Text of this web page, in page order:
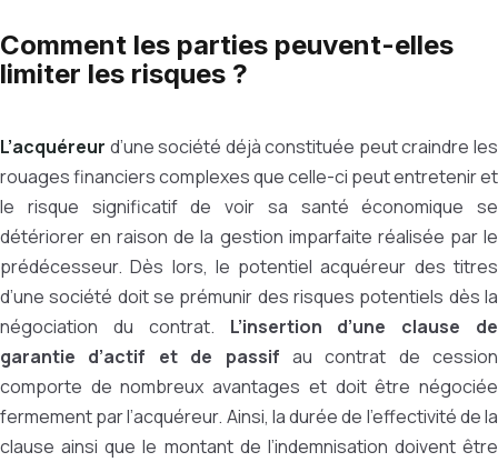
Comment les parties peuvent-elles
limiter les risques ?
L’acquéreur d’une société déjà constituée peut craindre les
rouages financiers complexes que celle-ci peut entretenir et
le risque significatif de voir sa santé économique se
détériorer en raison de la gestion imparfaite réalisée par le
prédécesseur. Dès lors, le potentiel acquéreur des titres
d’une société doit se prémunir des risques potentiels dès la
négociation du contrat. L’insertion d’une clause de
garantie d’actif et de passif au contrat de cession
comporte de nombreux avantages et doit être négociée
fermement par l’acquéreur. Ainsi, la durée de l’effectivité de la
clause ainsi que le montant de l’indemnisation doivent être